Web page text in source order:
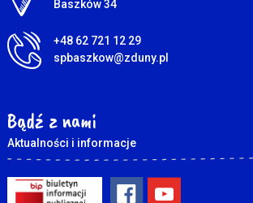
Baszków 34
+48 62 721 12 29
spbaszkow@zduny.pl
Bądź z nami
Aktualności i informacje